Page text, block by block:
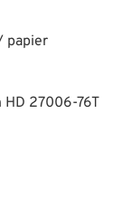
papier
27006-76T